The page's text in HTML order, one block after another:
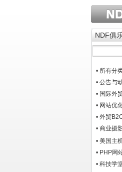
NDF俱
• 所有分
• 公告与
• 国际外
• 网站优
• 外贸
• 商业摄
• 美国主
• PHP网
• 科技学